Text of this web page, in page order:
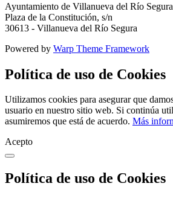
Ayuntamiento de Villanueva del Río Segura
Plaza de la Constitución, s/n
30613 - Villanueva del Río Segura
Powered by Warp Theme Framework
Política de uso de Cookies
Utilizamos cookies para asegurar que
usuario en nuestro sitio web. Si continúa
asumiremos que está de acuerdo. Más
Acepto
Política de uso de Cookies